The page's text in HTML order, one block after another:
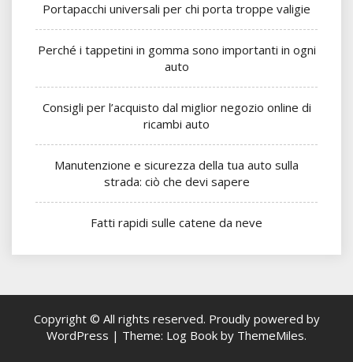
Portapacchi universali per chi porta troppe valigie
Perché i tappetini in gomma sono importanti in ogni
auto
Consigli per l’acquisto dal miglior negozio online di
ricambi auto
Manutenzione e sicurezza della tua auto sulla
strada: ciò che devi sapere
Fatti rapidi sulle catene da neve
Copyright © All rights reserved. Proudly powered by
WordPress | Theme: Log Book by ThemeMiles.